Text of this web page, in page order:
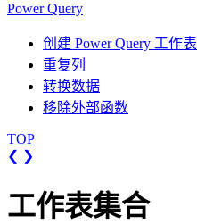
Power Query
创建 Power Query 工作表
重复列
转换数据
移除外部函数
TOP
❮ ❯
工作表集合